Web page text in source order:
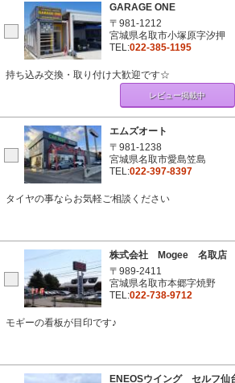
GARAGE ONE
〒981-1212
宮城県名取市小塚原字汐押
TEL:022-385-1195
持ち込み交換・取り付け大歓迎です☆
レビュー掲載中
エムズオート
〒981-1238
宮城県名取市愛島笠島
TEL:022-397-8397
タイヤの事ならお気軽ご相談ください
株式会社 Mogee 名取店
〒989-2411
宮城県名取市本郷字焼野
TEL:022-738-9712
モギーの看板が目印です♪
ENEOSウイング セルフ仙